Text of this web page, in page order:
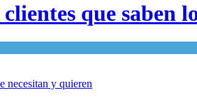
que saben